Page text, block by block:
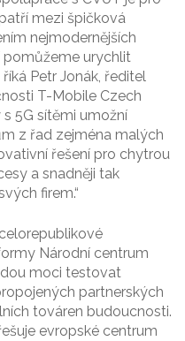
mezi špičková
nejmodernějších
urychlit
Petr Jonák, ředitel
T-Mobile Czech
s 5G sítěmi umožní
z řad zejména malých
řešení pro chytrou
a snadněji tak
firem.“
Národní centrum
moci testovat
partnerských
továren budoucnosti.
evropské centrum